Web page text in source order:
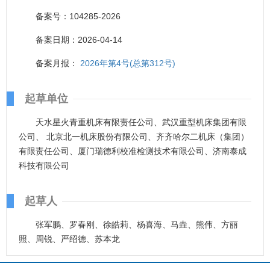
备案号：104285-2026
备案日期：2026-04-14
备案月报： 2026年第4号(总第312号)
起草单位
天水星火青重机床有限责任公司、武汉重型机床集团有限
公司、 北京北一机床股份有限公司、齐齐哈尔二机床（集团）
有限责任公司、厦门瑞德利校准检测技术有限公司、济南泰成
科技有限公司
起草人
张军鹏、罗春刚、徐皓莉、杨喜海、马垚、熊伟、方丽
照、周锐、严绍德、苏本龙